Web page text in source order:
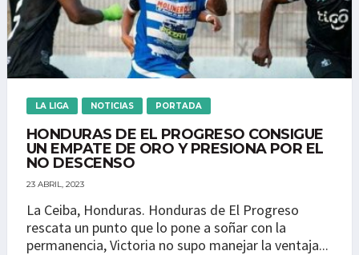
LA LIGA NOTICIAS PORTADA
HONDURAS DE EL PROGRESO CONSIGUE
UN EMPATE DE ORO Y PRESIONA POR EL
NO DESCENSO
23 ABRIL, 2023
La Ceiba, Honduras. Honduras de El Progreso
rescata un punto que lo pone a soñar con la
permanencia, Victoria no supo manejar la ventaja...